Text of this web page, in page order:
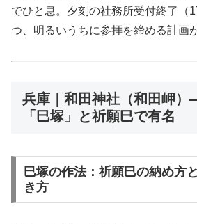
でひと息。夕刻の社務所受付終了（
つ、明るいうちに参拝を締める計画
兵庫｜和田神社（和田岬
「巳塚」と祈願巳で有名
巳塚の作法：祈願巳の納め方
き方